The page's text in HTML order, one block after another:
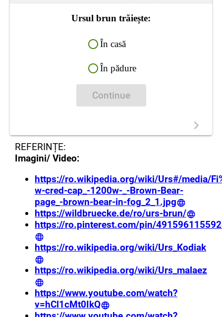
Ursul brun trăiește:
În casă
În pădure
Continue
REFERINȚE:
Imagini/ Video:
https://ro.wikipedia.org/wiki/Urs#/media/
w-cred-cap_-1200w-_-Brown-Bear-
page_-brown-bear-in-fog_2_1.jpg
https://wildbruecke.de/ro/urs-brun/
https://ro.pinterest.com/pin/
https://ro.wikipedia.org/wiki/Urs_Kodiak
https://ro.wikipedia.org/wiki/Urs_malaez
https://www.youtube.com/watch?
v=hCl1cMt0IkQ